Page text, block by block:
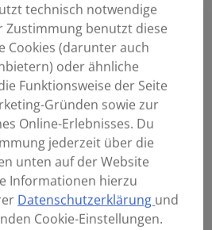
technisch notwendige
Zustimmung benutzt diese
Cookies (darunter auch
oder ähnliche
Funktionsweise der Seite
Gründen sowie zur
Online-Erlebnisses. Du
jederzeit über die
unten auf der Website
Informationen hierzu
Datenschutzerklärung und
Cookie-Einstellungen.